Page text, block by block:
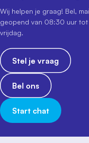
Wij helpen je graag! Bel,
geopend van 08:30 uur tot
vrijdag.
Stel je vraag
Bel ons
Start chat